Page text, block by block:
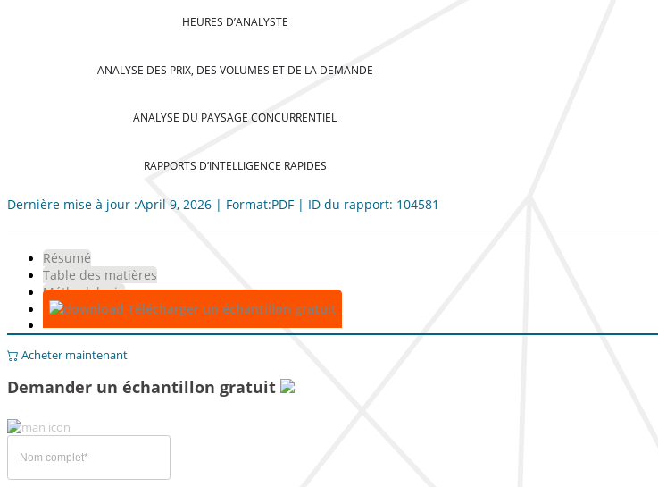
HEURES D’ANALYSTE
ANALYSE DES PRIX, DES VOLUMES ET DE LA DEMANDE
ANALYSE DU PAYSAGE CONCURRENTIEL
RAPPORTS D’INTELLIGENCE RAPIDES
Dernière mise à jour :April 9, 2026 | Format:PDF | ID du rapport: 104581
Résumé
Table des matières
Méthodologie
Télécharger un échantillon gratuit
Acheter maintenant
Demander un échantillon gratuit